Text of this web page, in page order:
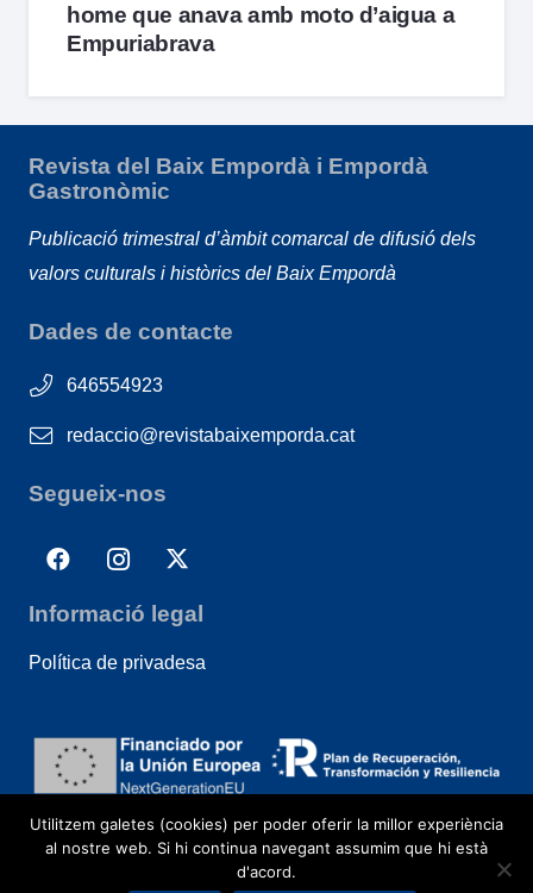
home que anava amb moto d’aigua a
Empuriabrava
Revista del Baix Empordà i Empordà
Gastronòmic
Publicació trimestral d’àmbit comarcal de difusió dels
valors culturals i històrics del Baix Empordà
Dades de contacte
646554923
redaccio@revistabaixemporda.cat
Segueix-nos
Informació legal
Política de privadesa
Utilitzem galetes (cookies) per poder oferir la millor experiència
al nostre web. Si hi continua navegant assumim que hi està
d'acord.